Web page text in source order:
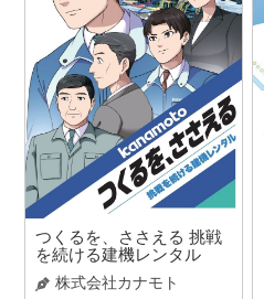
つくるを、ささえる 挑戦
を続ける建機レンタル
株式会社カナモト